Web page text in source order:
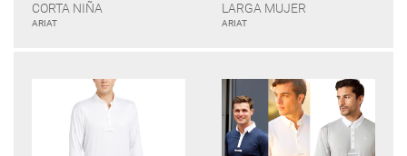
CORTA NIÑA
ARIAT
LARGA MUJER
ARIAT